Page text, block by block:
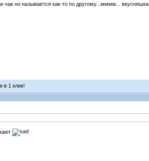
чак но называется как-то по другому...мммм... вкусняшка.
в 1 клик!